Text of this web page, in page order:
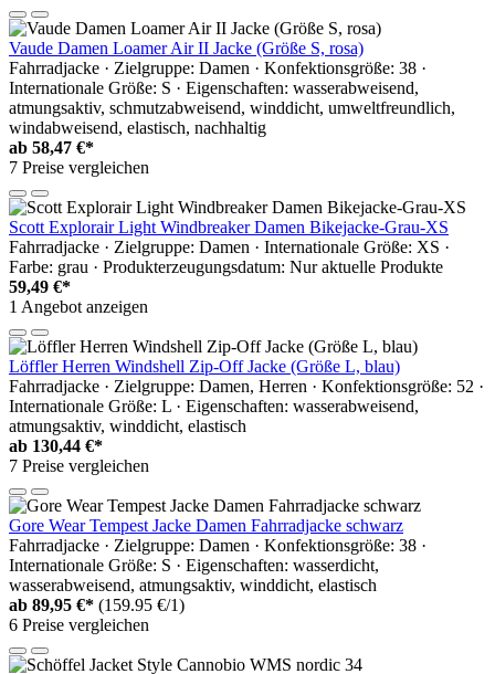
Vaude Damen Loamer Air II Jacke (Größe S, rosa)
Fahrradjacke · Zielgruppe: Damen · Konfektionsgröße: 38 ·
Internationale Größe: S · Eigenschaften: wasserabweisend,
atmungsaktiv, schmutzabweisend, winddicht, umweltfreundlich,
windabweisend, elastisch, nachhaltig
ab 58,47 €*
7 Preise vergleichen
Scott Explorair Light Windbreaker Damen Bikejacke-Grau-XS
Fahrradjacke · Zielgruppe: Damen · Internationale Größe: XS ·
Farbe: grau · Produkterzeugungsdatum: Nur aktuelle Produkte
59,49 €*
1 Angebot anzeigen
Löffler Herren Windshell Zip-Off Jacke (Größe L, blau)
Fahrradjacke · Zielgruppe: Damen, Herren · Konfektionsgröße: 52 ·
Internationale Größe: L · Eigenschaften: wasserabweisend,
atmungsaktiv, winddicht, elastisch
ab 130,44 €*
7 Preise vergleichen
Gore Wear Tempest Jacke Damen Fahrradjacke schwarz
Fahrradjacke · Zielgruppe: Damen · Konfektionsgröße: 38 ·
Internationale Größe: S · Eigenschaften: wasserdicht,
wasserabweisend, atmungsaktiv, winddicht, elastisch
ab 89,95 €* (159.95 €/1)
6 Preise vergleichen